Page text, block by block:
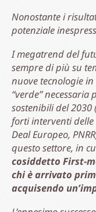
Nonostante i
potenziale
I megatrend del
sempre di più su
nuove tecnologie
“verde”
sostenibili del 2030
forti interventi
Deal Europeo,
questo settore, in
cosiddetto First-
chi è arrivato
acquisendo